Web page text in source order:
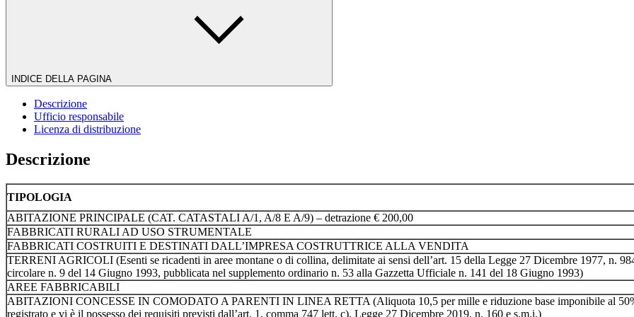
INDICE DELLA PAGINA
Descrizione
Ufficio responsabile
Licenza di distribuzione
Descrizione
TIPOLOGIA
ABITAZIONE PRINCIPALE (CAT. CATASTALI A/1, A/8 E A/9) – detrazione € 200,00
FABBRICATI RURALI AD USO STRUMENTALE
FABBRICATI COSTRUITI E DESTINATI DALL’IMPRESA COSTRUTTRICE ALLA VENDITA
TERRENI AGRICOLI (Esenti se ricadenti in aree montane o di collina, delimitate ai sensi dell’art. 15 della Legge 27 Dicembre 1977, n.
circolare n. 9 del 14 Giugno 1993, pubblicata nel supplemento ordinario n. 53 alla Gazzetta Ufficiale n. 141 del 18 Giugno 1993)
AREE FABBRICABILI
ABITAZIONI CONCESSE IN COMODATO A PARENTI IN LINEA RETTA (Aliquota 10,5 per mille e riduzione base imponibile al
registrato e vi è il possesso dei requisiti previsti dall’art. 1, comma 747 lett. c), Legge 27 Dicembre 2019, n. 160 e s.m.i.)